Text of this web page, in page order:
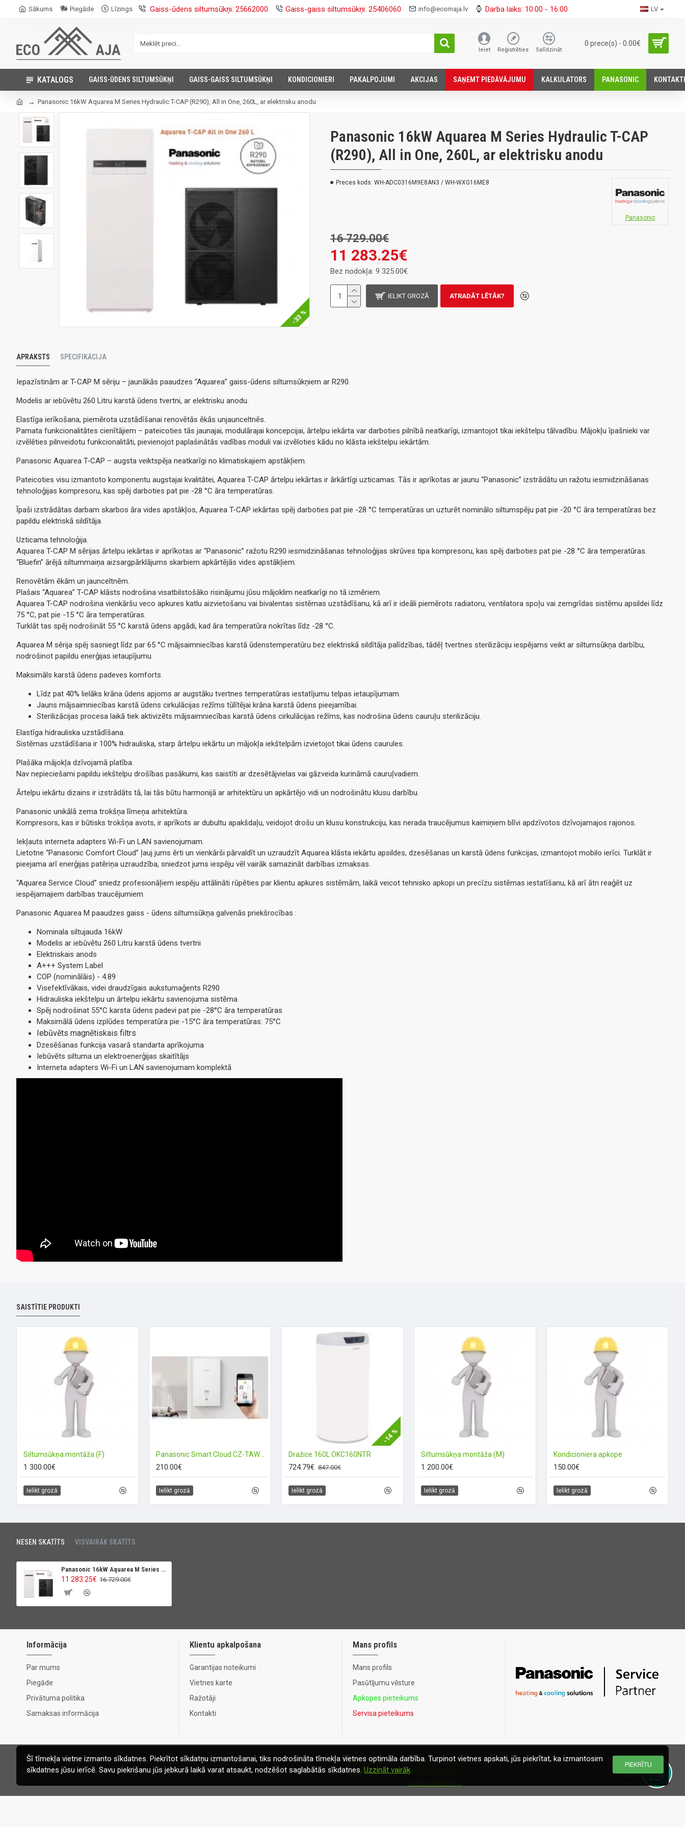
Sākums Piegāde Līzings Gaiss-ūdens siltumsūkņi: 25662000 Gaiss-gaiss siltumsūkņi: 25406060 info@ecomaja.lv Darba laiks: 10:00 - 16:00 LV
Ieiet Reģistrēties Salīdzināt
0 prece(s) - 0.00€
KATALOGS GAISS-ŪDENS SILTUMSŪKŅI GAISS-GAISS SILTUMSŪKŅI KONDICIONIERI PAKALPOJUMI AKCIJAS SАŅEMT PIEDĀVĀJUMU KALKULATORS PANASONIC KONTAKTI
Panasonic 16kW Aquarea M Series Hydraulic T-CAP (R290), All in One, 260L, ar elektrisku anodu
-33 %
Panasonic 16kW Aquarea M Series Hydraulic T-CAP
(R290), All in One, 260L, ar elektrisku anodu
Preces kods: WH-ADC0316M9E8AN3 / WH-WXG16ME8
Panasonic
11 283.25€
16 729.00€
Bez nodokļa: 9 325.00€
IELIKT GROZĀ ATRADĀT LĒTĀK?
APRAKSTS SPECIFIKĀCIJA
Iepazīstinām ar T-CAP M sēriju – jaunākās paaudzes “Aquarea” gaiss-ūdens siltumsūkņiem ar R290.
Modelis ar iebūvētu 260 Litru karstā ūdens tvertni, ar elektrisku anodu.
Elastīga ierīkošana, piemērota uzstādīšanai renovētās ēkās unjaunceltnēs.
Pamata funkcionalitātes cienītājiem – pateicoties tās jaunajai, modulārajai koncepcijai, ārtelpu iekārta var darboties pilnībā neatkarīgi, izmantojot tikai iekštelpu tālvadību. Mājokļu īpašnieki var
izvēlēties pilnveidotu funkcionalitāti, pievienojot paplašinātās vadības moduli vai izvēloties kādu no klāsta iekštelpu iekārtām.
Panasonic Aquarea T-CAP – augsta veiktspēja neatkarīgi no klimatiskajiem apstākļiem.
Pateicoties visu izmantoto komponentu augstajai kvalitātei, Aquarea T-CAP ārtelpu iekārtas ir ārkārtīgi uzticamas. Tās ir aprīkotas ar jaunu “Panasonic” izstrādātu un ražotu iesmidzināšanas
tehnoloģijas kompresoru, kas spēj darboties pat pie -28 °C āra temperatūras.
Īpaši izstrādātas darbam skarbos āra vides apstākļos, Aquarea T-CAP iekārtas spēj darboties pat pie -28 °C temperatūras un uzturēt nominālo siltumspēju pat pie -20 °C āra temperatūras bez
papildu elektriskā sildītāja.
Uzticama tehnoloģija.
Aquarea T-CAP M sērijas ārtelpu iekārtas ir aprīkotas ar “Panasonic” ražotu R290 iesmidzināšanas tehnoloģijas skrūves tipa kompresoru, kas spēj darboties pat pie -28 °C āra temperatūras.
“Bluefin” ārējā siltummaiņa aizsargpārklājums skarbiem apkārtējās vides apstākļiem.
Renovētām ēkām un jaunceltnēm.
Plašais “Aquarea” T-CAP klāsts nodrošina visatbilstošāko risinājumu jūsu mājoklim neatkarīgi no tā izmēriem.
Aquarea T-CAP nodrošina vienkāršu veco apkures katlu aizvietošanu vai bivalentas sistēmas uzstādīšanu, kā arī ir ideāli piemērots radiatoru, ventilatora spoļu vai zemgrīdas sistēmu apsildei līdz
75 °C, pat pie -15 °C āra temperatūras.
Turklāt tas spēj nodrošināt 55 °C karstā ūdens apgādi, kad āra temperatūra nokrītas līdz -28 °C.
Aquarea M sērija spēj sasniegt līdz par 65 °C mājsaimniecības karstā ūdenstemperatūru bez elektriskā sildītāja palīdzības, tādēļ tvertnes sterilizāciju iespējams veikt ar siltumsūkņa darbību,
nodrošinot papildu enerģijas ietaupījumu.
Maksimāls karstā ūdens padeves komforts.
Līdz pat 40% lielāks krāna ūdens apjoms ar augstāku tvertnes temperatūras iestatījumu telpas ietaupījumam.
Jauns mājsaimniecības karstā ūdens cirkulācijas režīms tūlītējai krāna karstā ūdens pieejamībai.
Sterilizācijas procesa laikā tiek aktivizēts mājsaimniecības karstā ūdens cirkulācijas režīms, kas nodrošina ūdens cauruļu sterilizāciju.
Elastīga hidrauliska uzstādīšana.
Sistēmas uzstādīšana ir 100% hidrauliska, starp ārtelpu iekārtu un mājokļa iekštelpām izvietojot tikai ūdens caurules.
Plašāka mājokļa dzīvojamā platība.
Nav nepieciešami papildu iekštelpu drošības pasākumi, kas saistīti ar dzesētājvielas vai gāzveida kurināmā cauruļvadiem.
Ārtelpu iekārtu dizains ir izstrādāts tā, lai tās būtu harmonijā ar arhitektūru un apkārtējo vidi un nodrošinātu klusu darbību.
Panasonic unikālā zema trokšņa līmeņa arhitektūra.
Kompresors, kas ir būtisks trokšņa avots, ir aprīkots ar dubultu apakšdaļu, veidojot drošu un klusu konstrukciju, kas nerada traucējumus kaimiņiem blīvi apdzīvotos dzīvojamajos rajonos.
Iekļauts interneta adapters Wi-Fi un LAN savienojumam.
Lietotne “Panasonic Comfort Cloud” ļauj jums ērti un vienkārši pārvaldīt un uzraudzīt Aquarea klāsta iekārtu apsildes, dzesēšanas un karstā ūdens funkcijas, izmantojot mobilo ierīci. Turklāt ir
pieejama arī enerģijas patēriņa uzraudzība, sniedzot jums iespēju vēl vairāk samazināt darbības izmaksas.
“Aquarea Service Cloud” sniedz profesionāļiem iespēju attālināti rūpēties par klientu apkures sistēmām, laikā veicot tehnisko apkopi un precīzu sistēmas iestatīšanu, kā arī ātri reaģēt uz
iespējamajiem darbības traucējumiem.
Panasonic Aquarea M paaudzes gaiss - ūdens siltumsūkņa galvenās priekšrocības :
Nominala siltujauda 16kW
Modelis ar iebūvētu 260 Litru karstā ūdens tvertni
Elektriskais anods
A+++ System Label
COP (nominālāis) - 4.89
Visefektīvākais, videi draudzīgais aukstumaģents R290
Hidrauliska iekštelpu un ārtelpu iekārtu savienojuma sistēma
Spēj nodrošinat 55°С karsta ūdens padevi pat pie -28°С āra temperatūras
Maksimālā ūdens izplūdes temperatūra pie -15°С āra temperatūras: 75°С
Iebūvēts magnētiskais filtrs
Dzesēšanas funkcija vasarā standarta aprīkojuma
Iebūvēts siltuma un elektroenerģijas skaitītājs
Interneta adapters Wi-Fi un LAN savienojumam komplektā
SAISTĪTIE PRODUKTI
Siltumsūkņa montāža (F)
1 300.00€
Ielikt grozā
210.00€
Ielikt grozā
-14 %
Dražice 160L OKC160NTR
724.79€ 847.00€
Ielikt grozā
Siltumsūkņa montāža (M)
1 200.00€
Ielikt grozā
Kondicioniera apkope
150.00€
Ielikt grozā
NESEN SKATĪTS VISVAIRĀK SKATĪTS
Panasonic 16kW Aquarea M Series Hydraulic T-CAP (R290), All in One, 260L, ar elektrisku anodu
11 283.25€ 16 729.00€
Informācija
Par mums
Piegāde
Privātuma politika
Samaksas informācija
Klientu apkalpošana
Garantijas noteikumi
Vietnes karte
Ražotāji
Kontakti
Mans profils
Mans profils
Pasūtījumu vēsture
Apkopes pieteikums
Servisa pieteikums
Copyright © 2020, Ecomaja.lv. Visas tiesības aizsargātas
PIEKRĪTU
Šī tīmekļa vietne izmanto sīkdatnes. Piekrītot sīkdatņu izmantošanai, tiks nodrošināta tīmekļa vietnes optimāla darbība. Turpinot vietnes apskati, jūs piekrītat, ka izmantosim
sīkdatnes jūsu ierīcē. Savu piekrišanu jūs jebkurā laikā varat atsaukt, nodzēšot saglabātās sīkdatnes. Uzzināt vairāk